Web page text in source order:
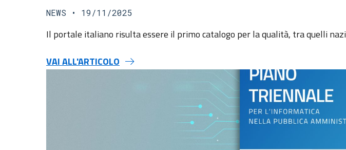
NEWS • 19/11/2025
Il portale italiano risulta essere il primo catalogo per la qualità, tra quelli
VAI ALL'ARTICOLO